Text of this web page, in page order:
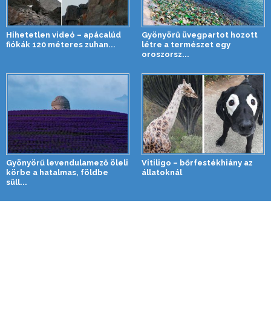
Hihetetlen videó – apácalúd
fiókák 120 méteres zuhan...
Gyönyörű üvegpartot hozott
létre a természet egy
oroszorsz...
Gyönyörű levendulamező öleli
körbe a hatalmas, földbe
süll...
Vitiligo – bőrfestékhiány az
állatoknál